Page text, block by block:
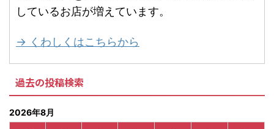
しているお店が増えています。
→ くわしくはこちらから
過去の投稿検索
2026年8月